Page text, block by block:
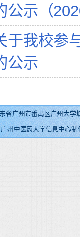
公示（
于我校参
公示
省广州市番禺区广州大
广州中医药大学信息中心